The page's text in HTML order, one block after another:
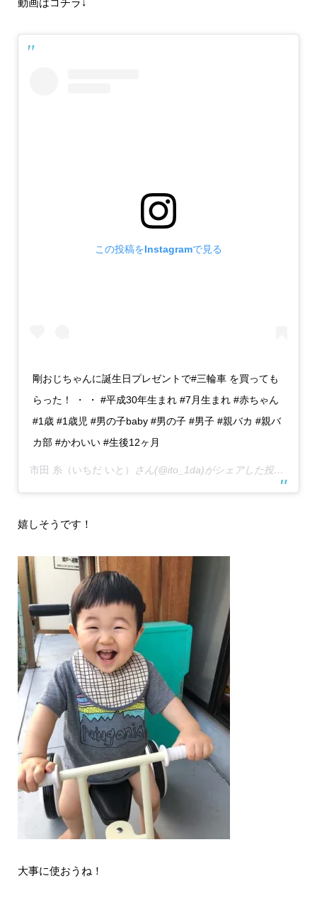
この投稿をInstagramで見る
剛おじちゃんに誕生日プレゼントで#三輪車 を買っても
らった！ ・ ・ #平成30年生まれ #7月生まれ #赤ちゃん
#1歳 #1歳児 #男の子baby #男の子 #男子 #親バカ #親バ
カ部 #かわいい #生後12ヶ月
市田 糸（いちだ いと） さん(@ito_1da)がシェアした投稿 –
嬉しそうです！
大事に使おうね！